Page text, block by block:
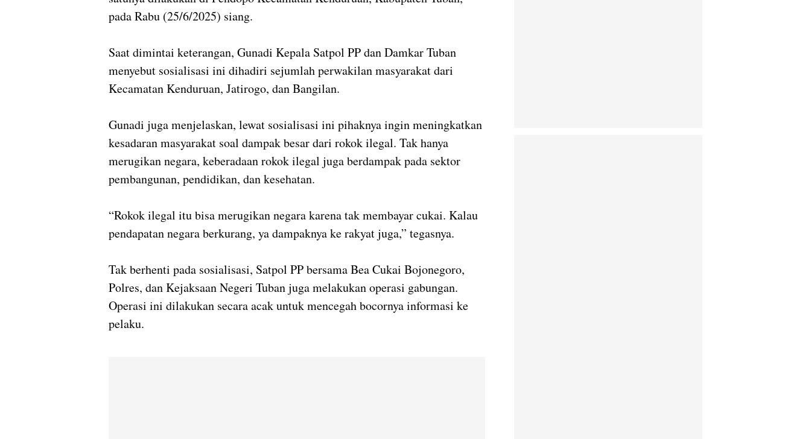
pada Rabu (25/6/2025) siang.
Saat dimintai keterangan, Gunadi Kepala Satpol PP dan Damkar Tuban
menyebut sosialisasi ini dihadiri sejumlah perwakilan masyarakat dari
Kecamatan Kenduruan, Jatirogo, dan Bangilan.
Gunadi juga menjelaskan, lewat sosialisasi ini pihaknya ingin meningkatkan
kesadaran masyarakat soal dampak besar dari rokok ilegal. Tak hanya
merugikan negara, keberadaan rokok ilegal juga berdampak pada sektor
pembangunan, pendidikan, dan kesehatan.
“Rokok ilegal itu bisa merugikan negara karena tak membayar cukai. Kalau
pendapatan negara berkurang, ya dampaknya ke rakyat juga,” tegasnya.
Tak berhenti pada sosialisasi, Satpol PP bersama Bea Cukai Bojonegoro,
Polres, dan Kejaksaan Negeri Tuban juga melakukan operasi gabungan.
Operasi ini dilakukan secara acak untuk mencegah bocornya informasi ke
pelaku.